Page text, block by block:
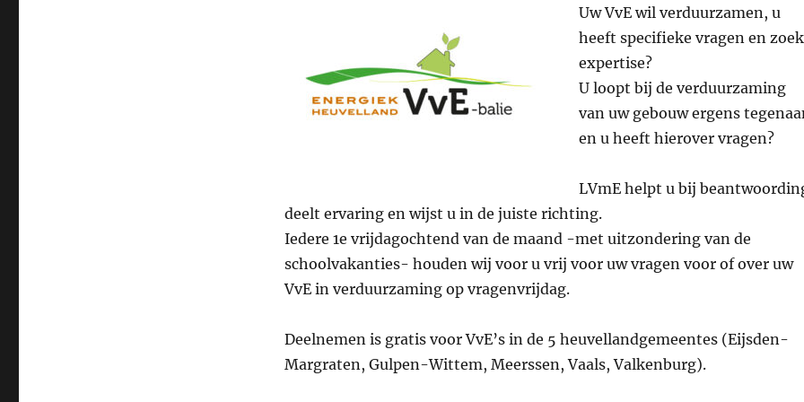
Uw VvE wil verduurzamen, u
heeft specifieke vragen en
expertise?
U loopt bij de verduurzaming
van uw gebouw ergens
en u heeft hierover vragen?
LVmE helpt u bij
deelt ervaring en wijst u in de juiste richting.
Iedere 1e vrijdagochtend van de maand -met uitzondering van de
schoolvakanties- houden wij voor u vrij voor uw vragen voor of over uw
VvE in verduurzaming op vragenvrijdag.
Deelnemen is gratis voor VvE’s in de 5 heuvellandgemeentes (Eijsden-
Margraten, Gulpen-Wittem, Meerssen, Vaals, Valkenburg).